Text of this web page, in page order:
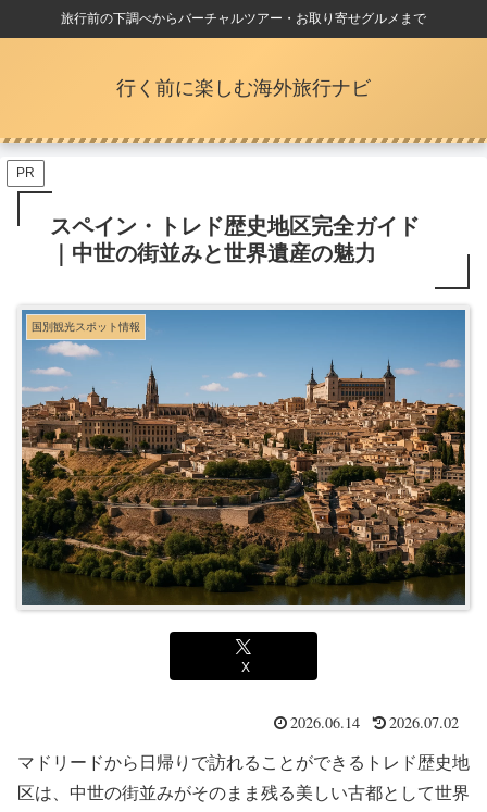
旅行前の下調べからバーチャルツアー・お取り寄せグルメまで
行く前に楽しむ海外旅行ナビ
PR
スペイン・トレド歴史地区完全ガイド
｜中世の街並みと世界遺産の魅力
国別観光スポット情報
X
2026.06.14 2026.07.02
マドリードから日帰りで訪れることができるトレド歴史地
区は、中世の街並みがそのまま残る美しい古都として世界